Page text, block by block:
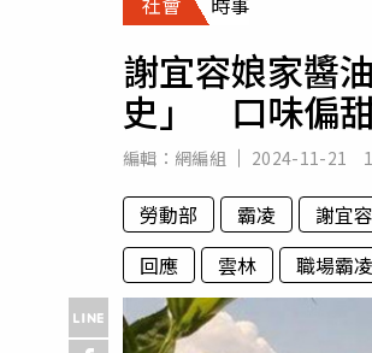
謝宜容娘家醬
史」 口味偏
編輯： 網編組 2024-11-21
勞動部 霸凌 謝宜容
回應
雲林 職場霸凌